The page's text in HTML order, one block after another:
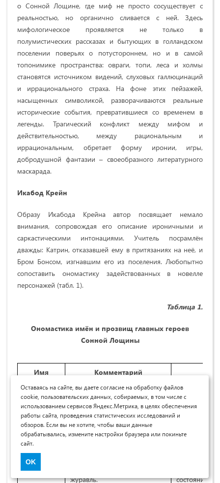
о Сонной Лощине, где миф не просто сосуществует с
реальностью, но органично сливается с ней. Здесь
мифологическое проявляется не только в
полумистических рассказах и бытующих в голландском
поселении поверьях о потустороннем, но и в самой
топонимике пространства: овраги, топи, леса и холмы
становятся источником видений, слуховых галлюцинаций
и иррационального страха. На фоне этих пейзажей,
насыщенных символикой, разворачиваются реальные
исторические события, превратившиеся со временем в
легенды. Трагический конфликт между мифом и
действительностью, между рациональным и
иррациональным, обретает форму иронии, игры,
добродушной фантазии – своеобразного литературного
маскарада.
Икабод Крейн
Образу Икабода Крейна автор посвящает немало
внимания, сопровождая его описание ироничными и
саркастическими интонациями. Учитель посрамлён
дважды: Катрин, отказавшей ему в притязаниях на неё, и
Бром Бонсом, изгнавшим его из поселения. Любопытно
сопоставить ономастику задействованных в новелле
персонажей (табл. 1).
Таблица 1.
Ономастика имён и прозвищ главных героев
Сонной Лощины
Имя
Комментарий
Икабод
Ichabod в переводе с иврита
означает “без славы”,
“лишённый славы”. Это
редкое мужское имя
библейского происхождения.
В Библии
падения
утраты и
Крейн
журавль.
состоянием
Оставаясь на сайте, вы даете согласие на обработку файлов
cookie, пользовательских данных, собираемых, в том числе с
использованием сервисов Яндекс.Метрика, в целях обеспечения
работы сайта, проведения статистических исследований и
обзоров. Если вы не хотите, чтобы ваши данные
обрабатывались, измените настройки браузера или покиньте
сайт.
OK